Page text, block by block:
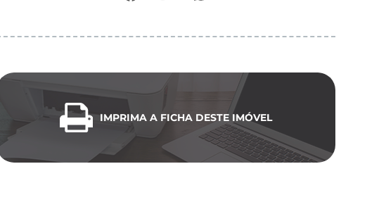
IMPRIMA A FICHA DESTE IMÓVEL